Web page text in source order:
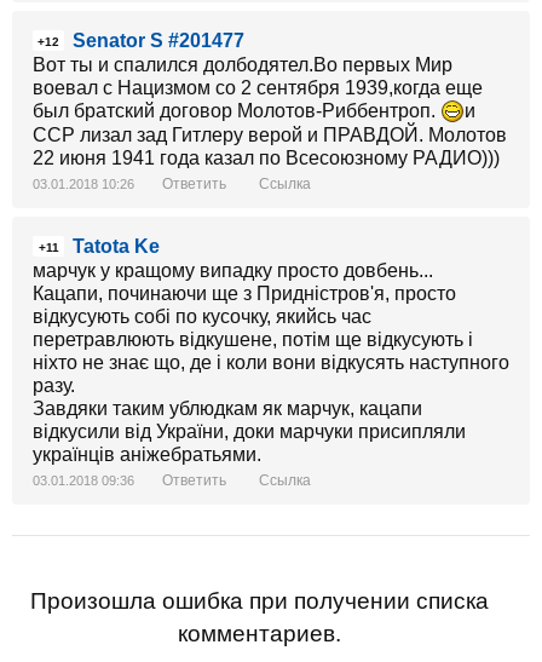
+12
Senator S #201477
Вот ты и спалился долбодятел.Во первых Мир
воевал с Нацизмом со 2 сентября 1939,когда еще
был братский договор Молотов-Риббентроп.
и
ССР лизал зад Гитлеру верой и ПРАВДОЙ. Молотов
22 июня 1941 года казал по Всесоюзному РАДИО)))
03.01.2018 10:26 Ответить Ссылка
+11
Tatota Ke
марчук у кращому випадку просто довбень...
Кацапи, починаючи ще з Придністров'я, просто
відкусують собі по кусочку, якийсь час
перетравлюють відкушене, потім ще відкусують і
ніхто не знає що, де і коли вони відкусять наступного
разу.
Завдяки таким ублюдкам як марчук, кацапи
відкусили від України, доки марчуки присипляли
українців аніжебратьями.
03.01.2018 09:36 Ответить Ссылка
Произошла ошибка при получении списка
комментариев.